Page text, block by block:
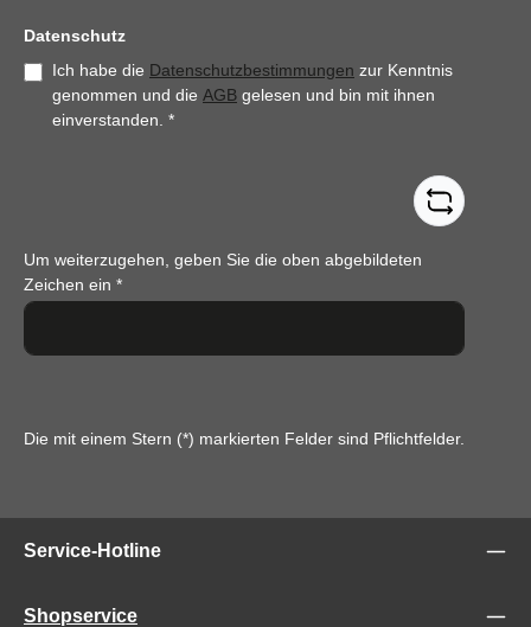
Datenschutz
Ich habe die Datenschutzbestimmungen zur Kenntnis
genommen und die AGB gelesen und bin mit ihnen
einverstanden. *
Um weiterzugehen, geben Sie die oben abgebildeten
Zeichen ein *
Die mit einem Stern (*) markierten Felder sind Pflichtfelder.
Service-Hotline
Shopservice